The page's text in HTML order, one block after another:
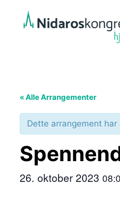
innhold
« Alle Arrangementer
Dette arrangement
26. oktober 2023